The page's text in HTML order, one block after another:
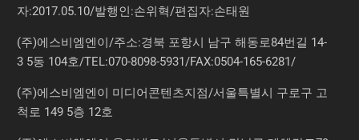
자:2017.05.10/발행인:손위혁/편집자:손태원
(주)에스비엠엔이/주소:경북 포항시 남구 해동로84번길 14-
3 5동 104호/TEL:070-8098-5931/FAX:0504-165-6281/
(주)에스비엠엔이 미디어콘텐츠지점/서울특별시 구로구 고
척로 149 5층 12호